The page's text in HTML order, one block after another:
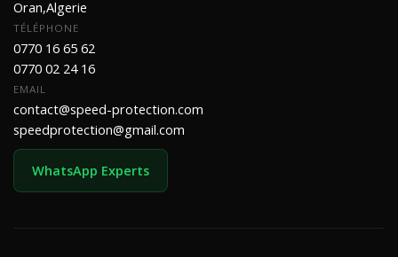
Oran,Algerie
TÉLÉPHONE
0770 16 65 62
0770 02 24 16
EMAIL
contact@speed-protection.com
speedprotection@gmail.com
WhatsApp Experts